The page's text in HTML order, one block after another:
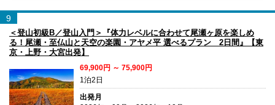
9
＜登山初級B／登山入門＞『体力レベルに合わせて尾瀬ヶ原を楽しめ
る！尾瀬・至仏山と天空の楽園・アヤメ平 選べるプラン 2日間』【東
京・上野・大宮出発】
69,900円 ～ 75,900円
1泊2日
出発月